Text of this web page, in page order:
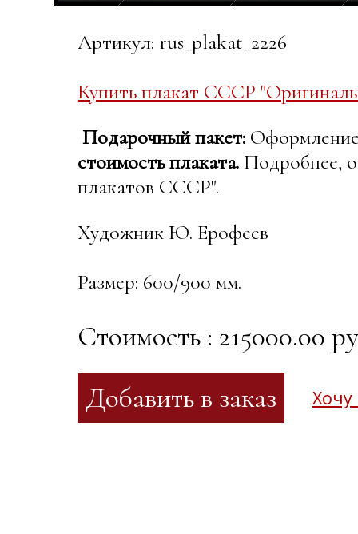
Артикул: rus_plakat_2226
Купить плакат СССР
Подарочный пакет: Оформление
стоимость плаката. Подробнее,
плакатов СССР".
Художник Ю. Ерофеев
Размер: 600/900 мм.
Стоимость : 215000.00
Хочу